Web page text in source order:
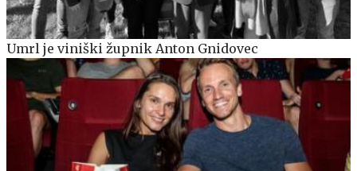
Umrl je viniški župnik Anton Gnidovec